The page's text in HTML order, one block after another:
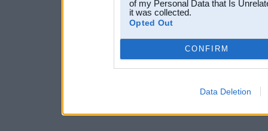
of my Personal Data that Is
it was collected.
Opted Out
CONFIRM
Data Deletion